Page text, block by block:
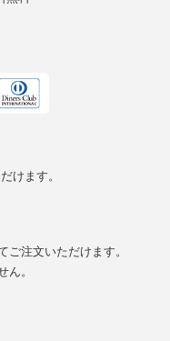
けます。
ご注文いただけます。
ん。